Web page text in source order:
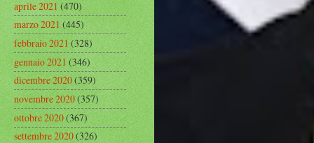
aprile 2021(470)
marzo 2021(445)
febbraio 2021(328)
gennaio 2021(346)
dicembre 2020(359)
novembre 2020(357)
ottobre 2020(367)
settembre 2020(326)